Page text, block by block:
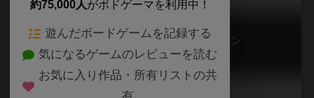
ヴァスト：クリスタル・カヴァーン
Vast: The Crystal Caverns
約75,000人がボドゲーマを利用中！
遊んだボードゲームを記録する
気になるゲームのレビューを読む
お気に入り作品・所有リストの共